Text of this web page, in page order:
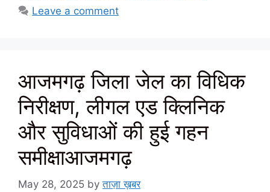
Leave a comment
आजमगढ़ जिला जेल का विधिक
निरीक्षण, लीगल एड क्लिनिक
और सुविधाओं की हुई गहन
समीक्षाआजमगढ़
May 28, 2025 byताज़ा ख़बर